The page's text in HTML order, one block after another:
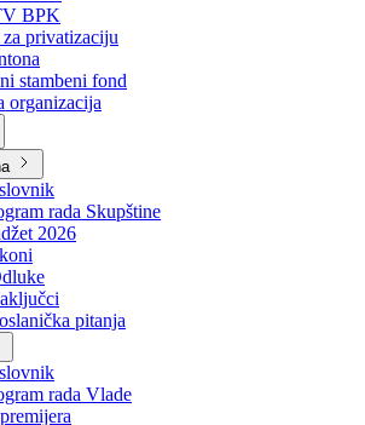
za šumarstvo
šume
BPK
privatizaciju
stambeni fond
organizacija
rada Skupštine
2026
pitanja